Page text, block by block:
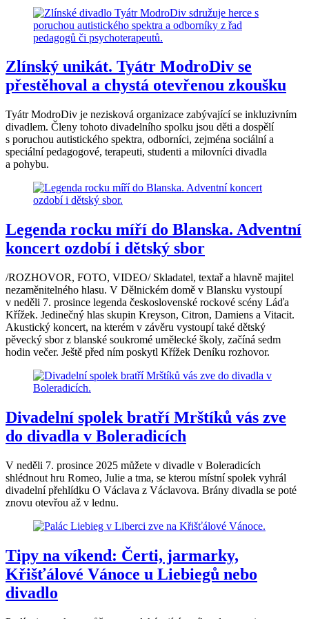
Zlínský unikát. Tyátr ModroDiv se
přestěhoval a chystá otevřenou zkoušku
Tyátr ModroDiv je nezisková organizace zabývající se inkluzivním
divadlem. Členy tohoto divadelního spolku jsou děti a dospělí
s poruchou autistického spektra, odborníci, zejména sociální a
speciální pedagogové, terapeuti, studenti a milovníci divadla
a pohybu.
Legenda rocku míří do Blanska. Adventní
koncert ozdobí i dětský sbor
/ROZHOVOR, FOTO, VIDEO/ Skladatel, textař a hlavně majitel
nezaměnitelného hlasu. V Dělnickém domě v Blansku vystoupí
v neděli 7. prosince legenda československé rockové scény Láďa
Křížek. Jedinečný hlas skupin Kreyson, Citron, Damiens a Vitacit.
Akustický koncert, na kterém v závěru vystoupí také dětský
pěvecký sbor z blanské soukromé umělecké školy, začíná sedm
hodin večer. Ještě před ním poskytl Křížek Deníku rozhovor.
Divadelní spolek bratří Mrštíků vás zve
do divadla v Boleradicích
V neděli 7. prosince 2025 můžete v divadle v Boleradicích
shlédnout hru Romeo, Julie a tma, se kterou místní spolek vyhrál
divadelní přehlídku O Václava z Václavova. Brány divadla se poté
znovu otevřou až v lednu.
Tipy na víkend: Čerti, jarmarky,
Křišťálové Vánoce u Liebiegů nebo
divadlo